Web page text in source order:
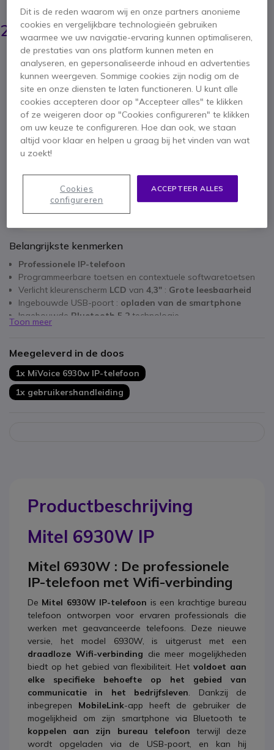
270,95 € ex. BTW 327,85 € incl. BTW
Aantal
IN WINKELWAGEN
OFFERTE BINNEN 4 UUR
BEL VOOR BESCHIKBAARHEID
1 jaar
Belangrijkste kenmerken
Professionele IP-telefoon
Programmeerbare toetsen en contextuele softwaretoetsen
Verlicht kleurenscherm LCD van 4,3" : Grote leesbaarheid
Ingebouwde USB-poort : opladen van de smartphone
Ingebouwde Bluetooth 5.2 technologie
Gigabit Ethernet-poorten : snelheid en betrouwbaarheid
Toon meer
Meegeleverd in de doos
1x MiVoice 6930w IP-telefoon
1x gebruikershandleiding
Productbeschrijving
Mitel 6930W IP
Mitel 6930W : De professionele
IP-telefoon met Wifi-verbinding
De Mitel 6930W IP-telefoon is een krachtige bureau
telefoon ontworpen voor ervaren professionals die
werken met geavanceerde telefoons. Deze nieuwe
versie, het model 6930W, is uitgerust met een
draadloze Wifi-verbinding die meer mogelijkheden
biedt op het gebied van flexibiliteit. Hetvoldoet aan
elke specifieke behoefte op het gebied van
communicatie in het bedrijfsleven. Dankzij de
inbegrepen MobileLink-app heeft de gebruiker de
mogelijkheid om zijn smartphone via Bluetooth te
koppelen aan zijn bureau telefoon terwijl deze
wordt opgeladen via de USB-poort, en kan hij
Dit is de reden waarom wij en onze partners anonieme
cookies en vergelijkbare technologieën gebruiken
waarmee we uw navigatie-ervaring kunnen optimaliseren,
de prestaties van ons platform kunnen meten en
analyseren, en gepersonaliseerde inhoud en advertenties
kunnen weergeven. Sommige cookies zijn nodig om de
site en onze diensten te laten functioneren. U kunt alle
cookies accepteren door op "Accepteer alles" te klikken
of ze weigeren door op "Cookies configureren" te klikken
om uw keuze te configureren. Hoe dan ook, we staan
altijd voor klaar en helpen u graag bij het vinden van wat
u zoekt!
ACCEPTEER ALLES
Cookies
configureren